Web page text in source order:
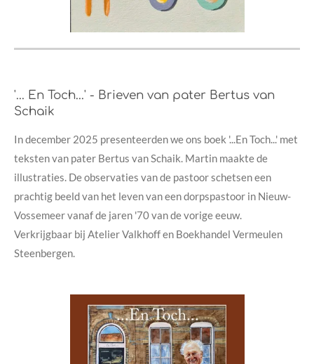
'... En Toch...' - Brieven van pater Bertus van
Schaik
In december 2025 presenteerden we ons boek '...En Toch...' met
teksten van pater Bertus van Schaik. Martin maakte de
illustraties. De observaties van de pastoor schetsen een
prachtig beeld van het leven van een dorpspastoor in Nieuw-
Vossemeer vanaf de jaren '70 van de vorige eeuw.
Verkrijgbaar bij Atelier Valkhoff en Boekhandel Vermeulen
Steenbergen.